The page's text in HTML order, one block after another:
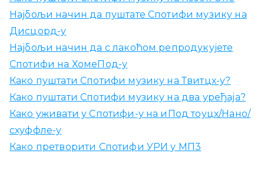
Најбољи начин да пуштате Спотифи музику на
Дисцорд-у
Најбољи начин да с лакоћом репродукујете
Спотифи на ХомеПод-у
Како пуштати Спотифи музику на Твитцх-у?
Како пуштати Спотифи музику на два уређаја?
Како уживати у Спотифи-у на иПод тоуцх/Нано/
схуффле-у
Како претворити Спотифи УРИ у МП3